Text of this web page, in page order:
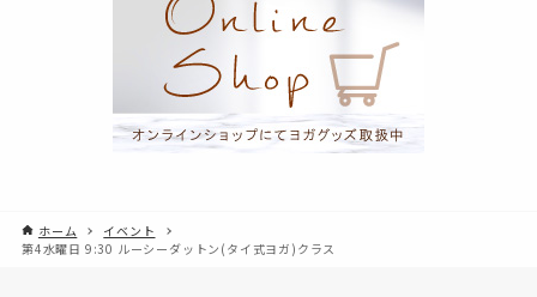
ホーム
イベント
第4水曜日 9:30 ルーシーダットン(タイ式ヨガ)クラス